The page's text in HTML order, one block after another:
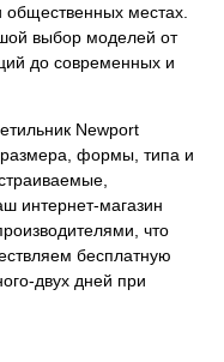
общественных местах.
выбор моделей от
до современных и
Newport
формы, типа и
интернет-магазин
что
бесплатную
двух дней при